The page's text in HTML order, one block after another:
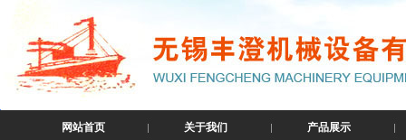
网站首页 关于我们 产品展示